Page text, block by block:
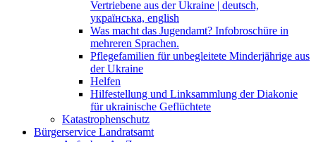
Vertriebene aus der Ukraine | deutsch,
українська, english
Was macht das Jugendamt? Infobroschüre in
mehreren Sprachen.
Pflegefamilien für unbegleitete Minderjährige aus
der Ukraine
Helfen
Hilfestellung und Linksammlung der Diakonie
für ukrainische Geflüchtete
Katastrophenschutz
Bürgerservice Landratsamt